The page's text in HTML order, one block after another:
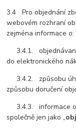
3.4 Pro objednání
webovém rozhraní
zejména informace o:
3.4.1.
do elektronického
3.4.2. způsobu
způsobu doručení
3.4.3. informace o
společně jen jako „